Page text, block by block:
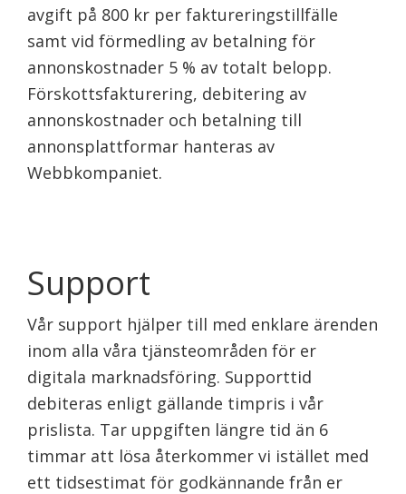
avgift på 800 kr per faktureringstillfälle
samt vid förmedling av betalning för
annonskostnader 5 % av totalt belopp.
Förskottsfakturering, debitering av
annonskostnader och betalning till
annonsplattformar hanteras av
Webbkompaniet.
Support
Vår support hjälper till med enklare ärenden
inom alla våra tjänsteområden för er
digitala marknadsföring. Supporttid
debiteras enligt gällande timpris i vår
prislista. Tar uppgiften längre tid än 6
timmar att lösa återkommer vi istället med
ett tidsestimat för godkännande från er